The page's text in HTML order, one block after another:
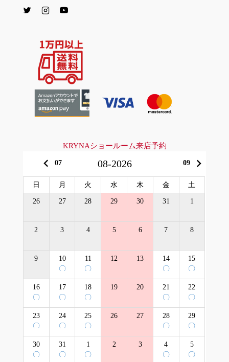
KRYNAショールーム来店予約
keyboard_arrow_left 07 08-2026 09 keyboard_arrow_right
日 月 火 水 木 金 土
26 27 28 29 30 31 1
2 3 4 5 6 7 8
9 10
〇
11
〇
12 13 14
〇
15
〇
16
〇
17
〇
18
〇
19 20 21
〇
22
〇
23
〇
24
〇
25
〇
26 27 28
〇
29
〇
30
〇
31
〇
1
〇
2 3 4
〇
5
〇